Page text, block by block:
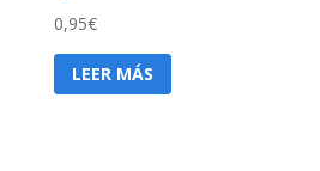
0,95€
LEER MÁS